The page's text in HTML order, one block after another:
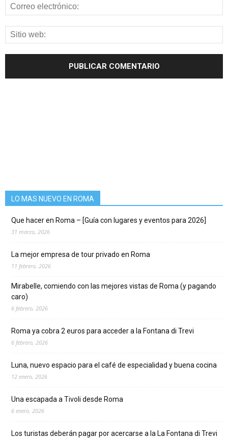
LO MAS NUEVO EN ROMA
Que hacer en Roma – [Guía con lugares y eventos para 2026]
31 marzo, 2026
La mejor empresa de tour privado en Roma
11 febrero, 2026
Mirabelle, comiendo con las mejores vistas de Roma (y pagando
caro)
6 febrero, 2026
Roma ya cobra 2 euros para acceder a la Fontana di Trevi
6 febrero, 2026
Luna, nuevo espacio para el café de especialidad y buena cocina
12 enero, 2026
Una escapada a Tivoli desde Roma
6 enero, 2026
Los turistas deberán pagar por acercarse a la La Fontana di Trevi